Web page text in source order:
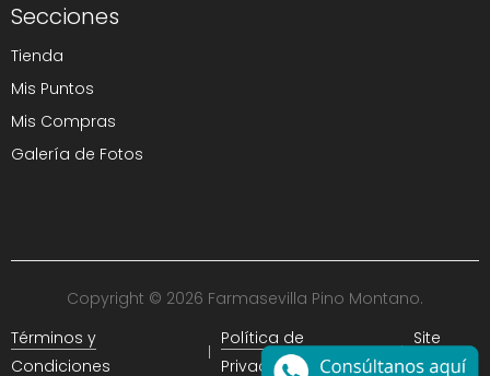
Secciones
Tienda
Mis Puntos
Mis Compras
Galería de Fotos
Copyright © 2026 Farmasevilla Pino Montano.
Términos y
Condiciones
Política de
Privacidad
Site
Map